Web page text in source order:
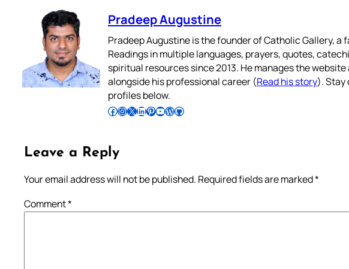
Pradeep Augustine
Pradeep Augustine is the founder of Catholic Gallery,
Readings in multiple languages, prayers, quotes,
spiritual resources since 2013. He manages the
alongside his professional career (Read his story). Stay
profiles below.
Follow Pradeep on Facebook Follow Pradeep on InstagramFollow Pradeep on X Follow Pradeep on LinkedIn Follow Pradeep on Pinterest Subscribe to Pradeep’s Youtube Channel Follow Pradeep on WordPress Follow Pradeep on GitHub
Leave a Reply
Your email address will not be published. Required fields are marked*
Comment*